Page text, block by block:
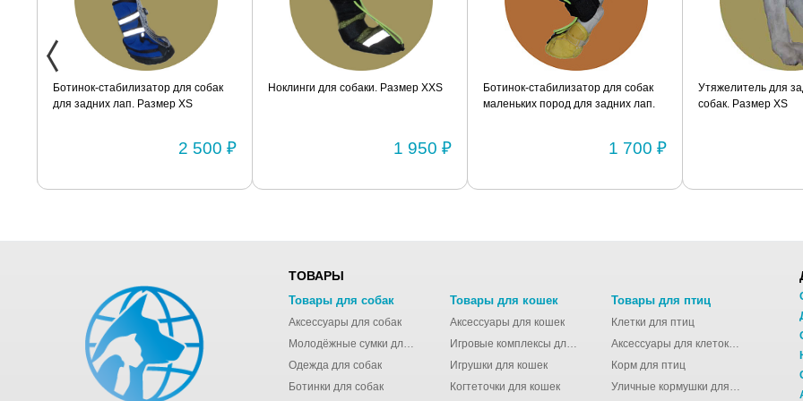
Ноклинги для собаки. Размер XXS
1 950 ₽
Ботинок-стабилизатор для собак
1 700 ₽
Утяжелитель для задних лап для
собак. Размер XS
1 350 ₽
Утяжелитель для
собак. Размер S
ТОВАРЫ
Товары для собак
Аксессуары для собак
Молодёжные сумки для девушек
Одежда для собак
Ботинки для собак
Товары для кошек
Аксессуары для кошек
Игровые комплексы для кошек
Игрушки для кошек
Когтеточки для кошек
Товары для птиц
Клетки для птиц
Аксессуары для клеток для птиц
Корм для птиц
Уличные кормушки для птиц